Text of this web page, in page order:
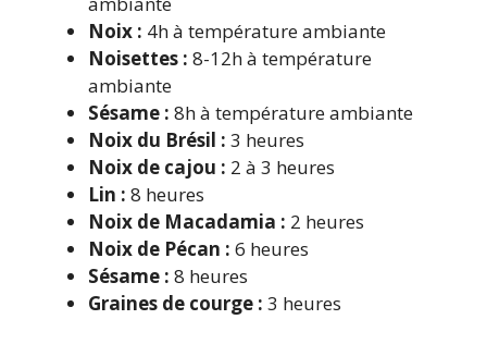
Noix : 4h à température ambiante
Noisettes : 8-12h à température
ambiante
Sésame : 8h à température ambiante
Noix du Brésil : 3 heures
Noix de cajou : 2 à 3 heures
Lin : 8 heures
Noix de Macadamia : 2 heures
Noix de Pécan : 6 heures
Sésame : 8 heures
Graines de courge : 3 heures